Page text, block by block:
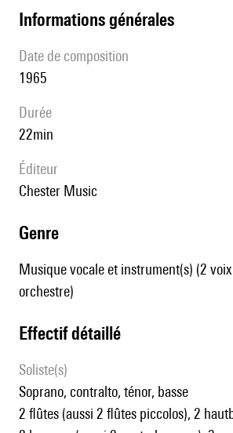
informations générales
date de composition
1965
durée
22min
éditeur
Chester Music
genre
Musique vocale et instrument(s) (2
orchestre)
effectif détaillé
Soliste(s)
soprano, contralto, ténor, basse
2 flûtes (aussi 2 flûtes piccolos), 2